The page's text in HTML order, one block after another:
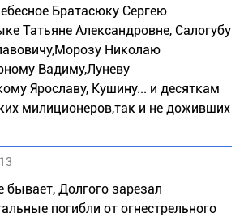
Братасюку Сергею
Татьяне Александровне, Салогубу
Николаю
Вадиму,Луневу
Ярославу, Кушину... и десяткам
милиционеров,так и не доживших
бывает, Долгого зарезал
погибли от огнестрельного